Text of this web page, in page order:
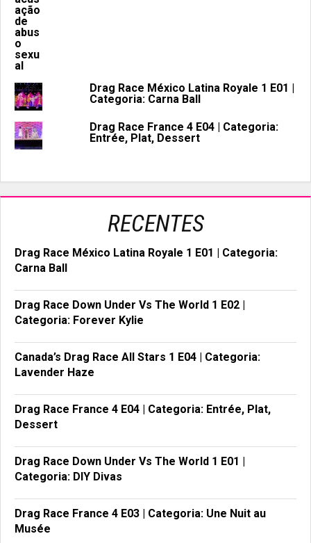
Drag Race México Latina Royale 1 E01 |
Categoria: Carna Ball
Drag Race France 4 E04 | Categoria:
Entrée, Plat, Dessert
RECENTES
Drag Race México Latina Royale 1 E01 | Categoria:
Carna Ball
Drag Race Down Under Vs The World 1 E02 |
Categoria: Forever Kylie
Canada’s Drag Race All Stars 1 E04 | Categoria:
Lavender Haze
Drag Race France 4 E04 | Categoria: Entrée, Plat,
Dessert
Drag Race Down Under Vs The World 1 E01 |
Categoria: DIY Divas
Drag Race France 4 E03 | Categoria: Une Nuit au
Musée